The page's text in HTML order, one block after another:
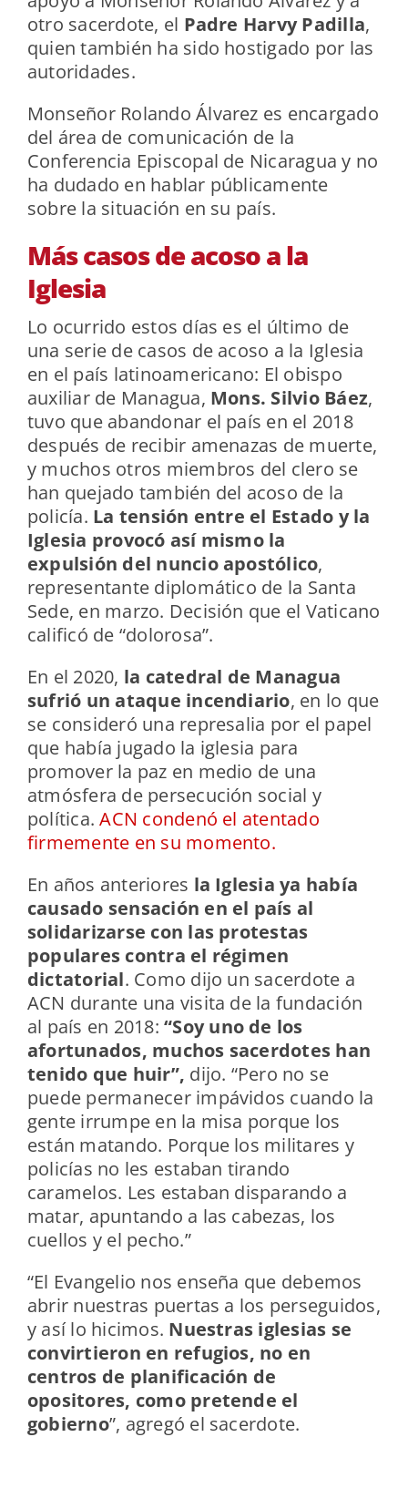
otro sacerdote, el Padre Harvy Padilla,
quien también ha sido hostigado por las
autoridades.
Monseñor Rolando Álvarez es encargado
del área de comunicación de la
Conferencia Episcopal de Nicaragua y no
ha dudado en hablar públicamente
sobre la situación en su país.
Más casos de acoso a la
Iglesia
Lo ocurrido estos días es el último de
una serie de casos de acoso a la Iglesia
en el país latinoamericano: El obispo
auxiliar de Managua, Mons. Silvio Báez,
tuvo que abandonar el país en el 2018
después de recibir amenazas de muerte,
y muchos otros miembros del clero se
han quejado también del acoso de la
policía. La tensión entre el Estado y la
Iglesia provocó así mismo la
expulsión del nuncio apostólico,
representante diplomático de la Santa
Sede, en marzo. Decisión que el Vaticano
calificó de “dolorosa”.
En el 2020, la catedral de Managua
sufrió un ataque incendiario, en lo que
se consideró una represalia por el papel
que había jugado la iglesia para
promover la paz en medio de una
atmósfera de persecución social y
política.ACN condenó el atentado
firmemente en su momento.
En años anteriores la Iglesia ya había
causado sensación en el país al
solidarizarse con las protestas
populares contra el régimen
dictatorial. Como dijo un sacerdote a
ACN durante una visita de la fundación
al país en 2018:“Soy uno de los
afortunados, muchos sacerdotes han
tenido que huir”, dijo. “Pero no se
puede permanecer impávidos cuando la
gente irrumpe en la misa porque los
están matando. Porque los militares y
policías no les estaban tirando
caramelos. Les estaban disparando a
matar, apuntando a las cabezas, los
cuellos y el pecho.”
“El Evangelio nos enseña que debemos
abrir nuestras puertas a los perseguidos,
y así lo hicimos. Nuestras iglesias se
convirtieron en refugios, no en
centros de planificación de
opositores, como pretende el
gobierno”, agregó el sacerdote.